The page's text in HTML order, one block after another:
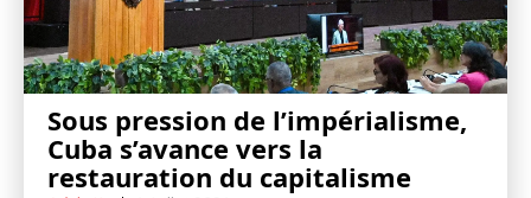
Sous pression de l’impérialisme,
Cuba s’avance vers la
restauration du capitalisme